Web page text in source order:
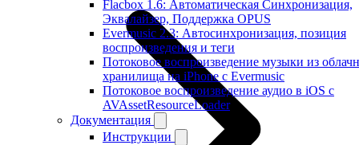
Flacbox 1.6: Автоматическая Синхронизация,
Эквалайзер, Поддержка OPUS
Evermusic 2.3: Автосинхронизация, позиция
воспроизведения и теги
Потоковое воспроизведение музыки из
хранилища на iPhone с Evermusic
Потоковое воспроизведение аудио в iOS с
AVAssetResourceLoader
Документация
Инструкции